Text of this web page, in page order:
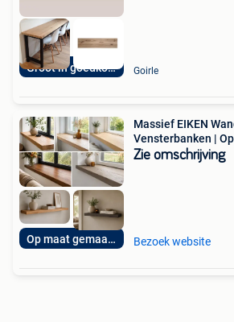
Groot in goedkoop Goirle
Op maat gemaakt!
Massief EIKEN
Vensterbanken |
Zie omschrijving
Bezoek website